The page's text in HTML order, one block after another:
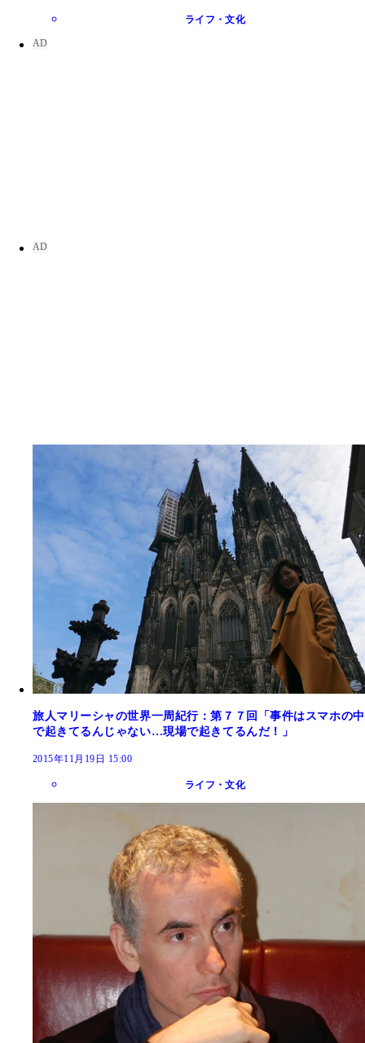
ライフ・文化
旅人マリーシャの世界一周紀行：第７７回「事件はスマホの中
で起きてるんじゃない…現場で起きてるんだ！」
2015年11月19日 15:00
ライフ・文化